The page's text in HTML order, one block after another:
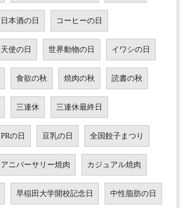
日本酒の日 コーヒーの日
天使の日 世界動物の日 イワシの日
食欲の秋 焼肉の秋 読書の秋
三連休 三連休最終日
PRの日 豆乳の日 全国餃子まつり
アニバーサリー焼肉 カジュアル焼肉
早稲田大学開校記念日 中性脂肪の日